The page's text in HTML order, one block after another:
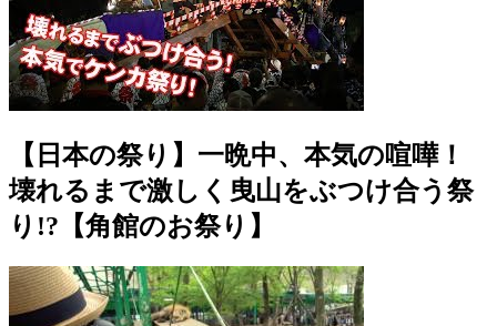
【日本の祭り】一晩中、本気の喧嘩！
壊れるまで激しく曳山をぶつけ合う祭
り!?【角館のお祭り】